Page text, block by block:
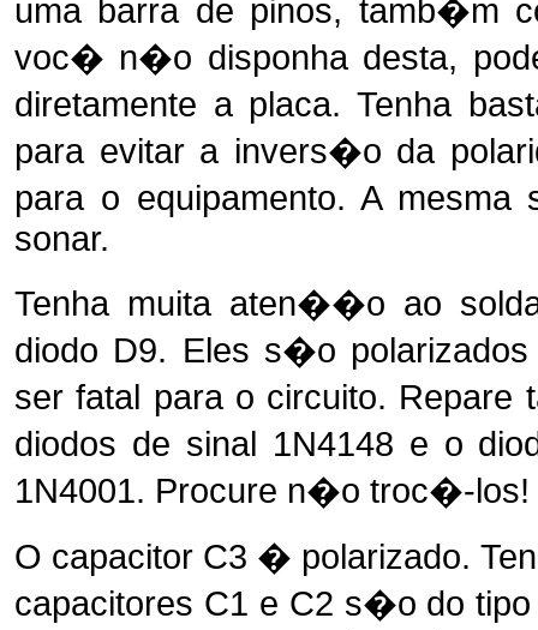
uma barra de pinos, tamb�m
voc� n�o disponha desta,
diretamente a placa. Tenha
para evitar a invers�o da
para o equipamento. A
sonar.
Tenha muita aten��o ao
diodo D9. Eles s�o
ser fatal para o circuito.
diodos de sinal 1N4148 e o
1N4001. Procure n�o troc�-los!
O capacitor C3 � polarizado.
capacitores C1 e C2 s�o do